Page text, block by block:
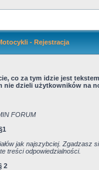
- Rejestracja
co za tym idzie jest
dzieli użytkowników na
FORUM
jak najszybciej.
treści odpowiedzialności.
2